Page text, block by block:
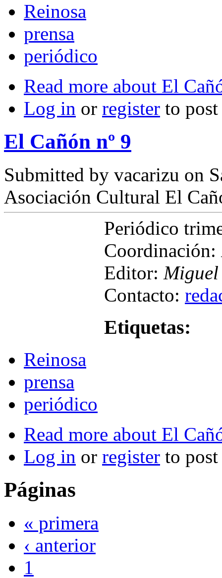
Reinosa
prensa
periódico
Read more about El
Log in or register to
El Cañón nº 9
Submitted by vacarizu on
Asociación Cultural El
Periódico
Coordinación:
Editor: Miguel
Contacto:
Etiquetas:
Reinosa
prensa
periódico
Read more about El
Log in or register to
Páginas
« primera
‹ anterior
1